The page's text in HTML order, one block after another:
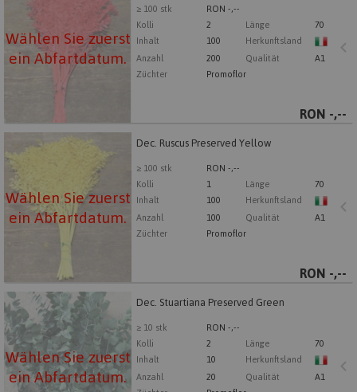
Wählen Sie zuerst
ein Abfartdatum.
≥ 100 stk
RON -,--
Kolli
2 Länge
70
Inhalt
100
Herkunftsland
Anzahl
200 Qualität
A1
Züchter
Promoflor
RON -,--
Wählen Sie zuerst ein Abfartdatum.
Wählen Sie zuerst
ein Abfartdatum.
Dec. Ruscus Preserved Yellow
≥ 100 stk
RON -,--
Kolli
1 Länge
70
Inhalt
100
Herkunftsland
Anzahl
100 Qualität
A1
Züchter
Promoflor
RON -,--
Dec. Ruscus Preserved Yellow
Wählen Sie zuerst ein Abfartdatum.
Wählen Sie zuerst
ein Abfartdatum.
Dec. Stuartiana Preserved Green
≥ 10 stk
RON -,--
Kolli
2 Länge
70
Inhalt
10
Herkunftsland
Anzahl
20 Qualität
A1
Dec. Stuartiana Preserved Green
Wählen Sie zuerst ein Abfartdatum.